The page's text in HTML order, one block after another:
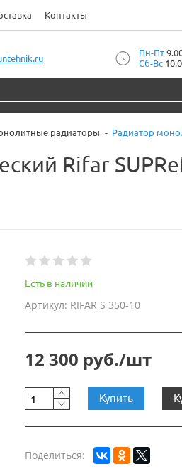
Контакты
Пн-Пт
Сб-Вс
радиаторы Радиатор
Rifar
Есть в наличии
Артикул: RIFAR S 350-10
12 300 руб./шт
Купить
Поделиться: